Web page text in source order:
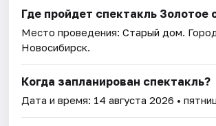
Где пройдет спектакль Золотое
Место проведения:Старый дом.
Новосибирск.
Когда запланирован спектакль?
Дата и время: 14 августа 2026 •